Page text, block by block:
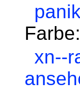
Farbe:
xn--